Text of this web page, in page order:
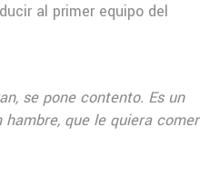
al primer equipo del
se pone contento. Es un
que le quiera comer